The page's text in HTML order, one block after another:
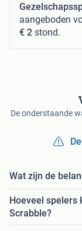
aangeboden
€ 2 stond.
De onderstaande
Wat zijn de
Hoeveel spelers
Scrabble?